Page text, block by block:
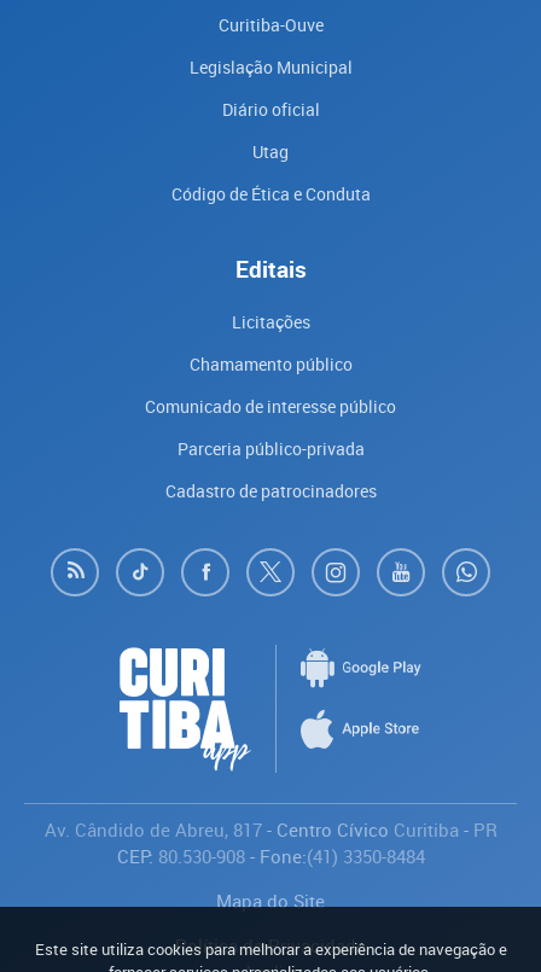
Curitiba-Ouve
Legislação Municipal
Diário oficial
Utag
Código de Ética e Conduta
Editais
Licitações
Chamamento público
Comunicado de interesse público
Parceria público-privada
Cadastro de patrocinadores
Av. Cândido de Abreu, 817- Centro Cívico Curitiba - PR
CEP: 80.530-908- Fone:(41) 3350-8484
Mapa do Site
Política de Privacidade
Este site utiliza cookies para melhorar a experiência de navegação e